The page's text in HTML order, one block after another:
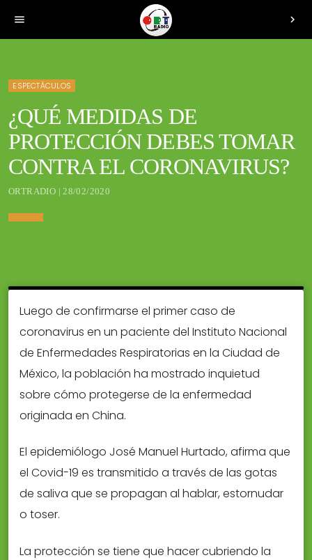
menu chevron_right
ESPECTÁCULOS
¿QUÉ MEDIDAS DE
PROTECCIÓN DEBES TOMAR
CONTRA EL CORONAVIRUS?
ORTRADIO | 28/02/2020
Luego de confirmarse el primer caso de
coronavirus en un paciente del Instituto Nacional
de Enfermedades Respiratorias en la Ciudad de
México, la población ha mostrado inquietud
sobre cómo protegerse de la enfermedad
originada en China.
El epidemiólogo José Manuel Hurtado, afirma que
el Covid-19 es transmitido a través de las gotas
de saliva que se propagan al hablar, estornudar
o toser.
La protección se tiene que hacer cubriendo la